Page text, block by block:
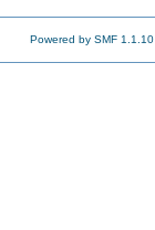
Powered by SMF 1.1.10